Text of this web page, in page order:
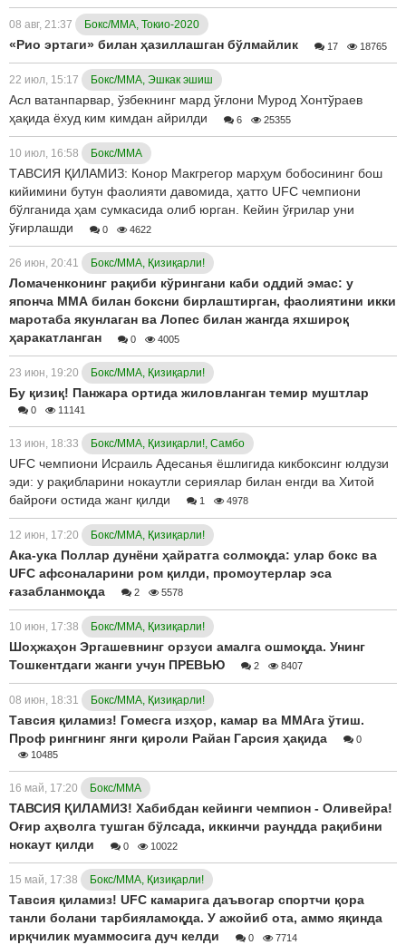
08 авг, 21:37 Бокс/ММА, Токио-2020
«Рио эртаги» билан ҳазиллашган бўлмайлик 17 18765
22 июл, 15:17 Бокс/ММА, Эшкак эшиш
Асл ватанпарвар, ўзбекнинг мард ўғлони Мурод Хонтўраев
ҳақида ёхуд ким кимдан айрилди
6 25355
10 июл, 16:58 Бокс/ММА
ТАВСИЯ ҚИЛАМИЗ: Конор Макгрегор марҳум бобосининг бош
кийимини бутун фаолияти давомида, ҳатто UFC чемпиони
бўлганида ҳам сумкасида олиб юрган. Кейин ўғрилар уни
ўғирлашди
0 4622
26 июн, 20:41 Бокс/ММА, Қизиқарли!
Ломаченконинг рақиби кўрингани каби оддий эмас: у
японча ММА билан боксни бирлаштирган, фаолиятини икки
маротаба якунлаган ва Лопес билан жангда яхшироқ
ҳаракатланган
0 4005
23 июн, 19:20 Бокс/ММА, Қизиқарли!
Бу қизиқ! Панжара ортида жиловланган темир муштлар
0 11141
13 июн, 18:33 Бокс/ММА, Қизиқарли!, Самбо
UFC чемпиони Исраиль Адесанья ёшлигида кикбоксинг юлдузи
эди: у рақибларини нокаутли сериялар билан енгди ва Хитой
байроғи остида жанг қилди
1 4978
12 июн, 17:20 Бокс/ММА, Қизиқарли!
Ака-ука Поллар дунёни ҳайратга солмоқда: улар бокс ва
UFC афсоналарини ром қилди, промоутерлар эса
ғазабланмоқда
2 5578
10 июн, 17:38 Бокс/ММА, Қизиқарли!
Шоҳжаҳон Эргашевнинг орзуси амалга ошмоқда. Унинг
Тошкентдаги жанги учун ПРЕВЬЮ
2 8407
08 июн, 18:31 Бокс/ММА, Қизиқарли!
Тавсия қиламиз! Гомесга изҳор, камар ва ММАга ўтиш.
Проф рингнинг янги қироли Райан Гарсия ҳақида
0
10485
16 май, 17:20 Бокс/ММА
ТАВСИЯ ҚИЛАМИЗ! Хабибдан кейинги чемпион - Оливейра!
Оғир аҳволга тушган бўлсада, иккинчи раундда рақибини
нокаут қилди
0 10022
15 май, 17:38 Бокс/ММА, Қизиқарли!
Тавсия қиламиз! UFC камарига даъвогар спортчи қора
танли болани тарбияламоқда. У ажойиб ота, аммо яқинда
ирқчилик муаммосига дуч келди
0 7714